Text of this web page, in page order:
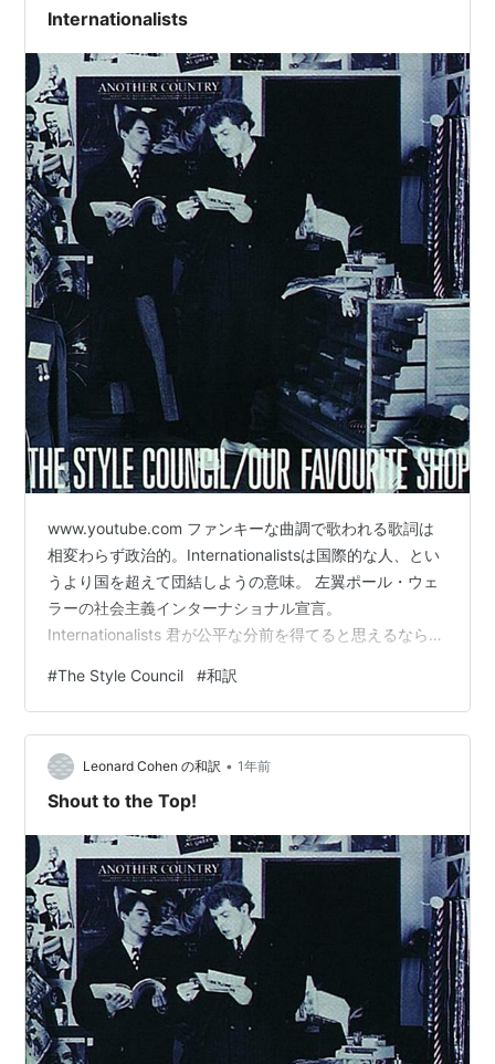
Internationalists
www.youtube.com ファンキーな曲調で歌われる歌詞は
相変わらず政治的。Internationalistsは国際的な人、とい
うより国を超えて団結しようの意味。 左翼ポール・ウェ
ラーの社会主義インターナショナル宣言。
Internationalists 君が公平な分前を得てると思えるなら
上でも以下でもない 世界中の女たちや男たちと それなら
この考えに賛同して主張しよう そしてこう宣言するん
だ、 インターナショナリスト！もし君がこの闘争を他人
事ではなく 自分の問題だと理解しているならさ 俺たち皆
んなが力を合わせなければ 世の中の現状は永…
#The Style Council #和訳
Leonard Cohen の和訳 • 1年前
Shout to the Top!